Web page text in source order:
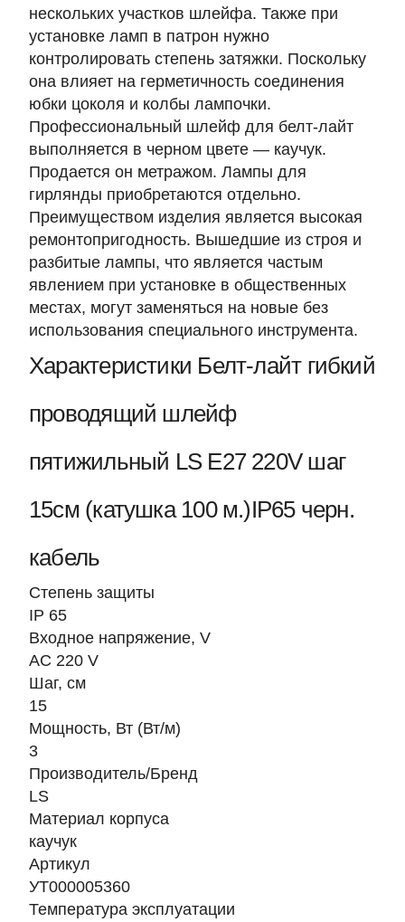
нескольких участков шлейфа. Также при
установке ламп в патрон нужно
контролировать степень затяжки. Поскольку
она влияет на герметичность соединения
юбки цоколя и колбы лампочки.
Профессиональный шлейф для белт-лайт
выполняется в черном цвете — каучук.
Продается он метражом. Лампы для
гирлянды приобретаются отдельно.
Преимуществом изделия является высокая
ремонтопригодность. Вышедшие из строя и
разбитые лампы, что является частым
явлением при установке в общественных
местах, могут заменяться на новые без
использования специального инструмента.
Характеристики Белт-лайт гибкий
проводящий шлейф
пятижильный LS Е27 220V шаг
15см (катушка 100 м.)IP65 черн.
кабель
Степень защиты
IP 65
Входное напряжение, V
AC 220 V
Шаг, см
15
Мощность, Вт (Вт/м)
3
Производитель/Бренд
LS
Материал корпуса
каучук
Артикул
УТ000005360
Температура эксплуатации